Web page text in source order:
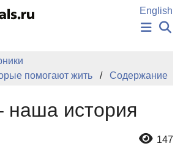
содержанию
English
НОВОСТИ
БАЗА ЗНАНИЙ
помогают жить
Содержание
наша история
147